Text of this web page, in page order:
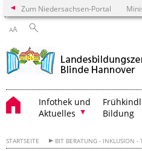
Zum Niedersachsen-Portal
AA
Infothek und
Aktuelles
Bildung
STARTSEITE BIT BERATUNG - INKLUSION -